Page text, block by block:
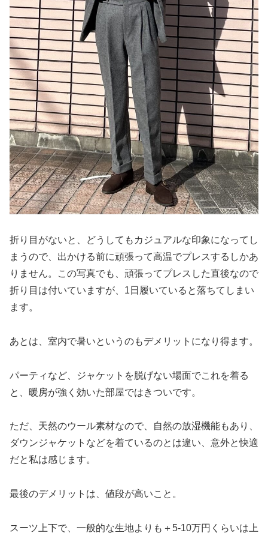
折り目がないと、どうしてもカジュアルな印象になってし
まうので、出かける前に頑張って高温でプレスするしかあ
りません。この写真でも、頑張ってプレスした直後なので
折り目は付いていますが、1日履いていると落ちてしまい
ます。
あとは、室内で暑いというのもデメリットになり得ます。
パーティなど、ジャケットを脱げない場面でこれを着る
と、暖房が強く効いた部屋ではきついです。
ただ、天然のウール素材なので、自然の放湿機能もあり、
ダウンジャケットなどを着ているのとは違い、意外と快適
だと私は感じます。
最後のデメリットは、値段が高いこと。
スーツ上下で、一般的な生地よりも＋5-10万円くらいは上